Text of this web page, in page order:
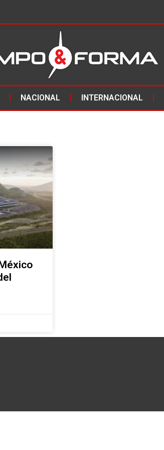
NACIONAL INTERNACIONAL